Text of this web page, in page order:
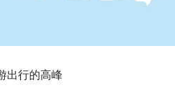
出行的高峰